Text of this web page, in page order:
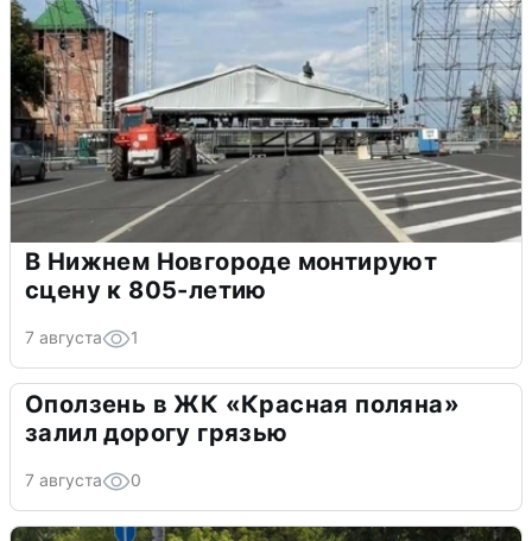
В Нижнем Новгороде монтируют
сцену к 805-летию
7 августа 1
Оползень в ЖК «Красная поляна»
залил дорогу грязью
7 августа 0